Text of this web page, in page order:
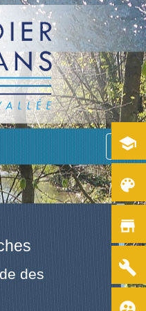
menu
des
school
color_lens
store
build